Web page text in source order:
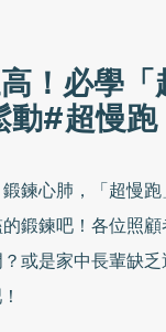
的好
！
網》
小知
鬆。
！必學「
動#超慢跑
鍊心肺，「超慢
鍛鍊吧！各位照
或是家中長輩缺